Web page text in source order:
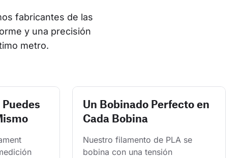
fabricantes de las
y una precisión
metro.
Un Bobinado Perfecto en
Cada Bobina
Nuestro filamento de PLA se
bobina con una tensión